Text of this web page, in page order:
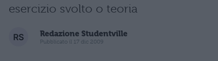
esercizio svolto o teoria
Redazione Studentville
Pubblicato il 17 dic 2009